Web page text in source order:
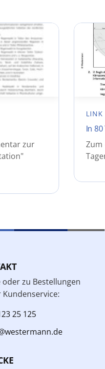
zur
LINK
In
Zum
zu Bestellungen
25 125